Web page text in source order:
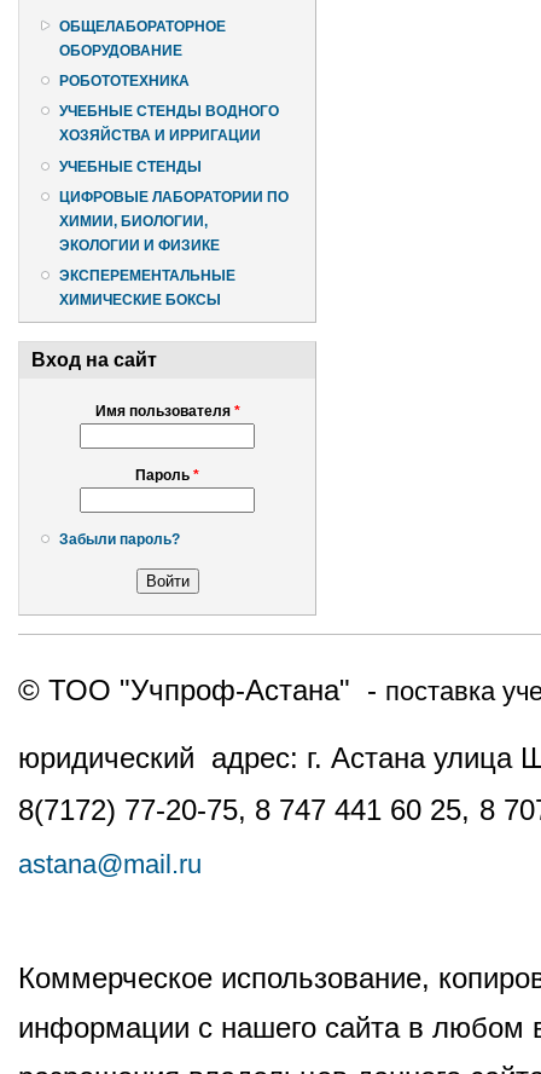
ОБЩЕЛАБОРАТОРНОЕ
ОБОРУДОВАНИЕ
РОБОТОТЕХНИКА
УЧЕБНЫЕ СТЕНДЫ ВОДНОГО
ХОЗЯЙСТВА И ИРРИГАЦИИ
УЧЕБНЫЕ СТЕНДЫ
ЦИФРОВЫЕ ЛАБОРАТОРИИ ПО
ХИМИИ, БИОЛОГИИ,
ЭКОЛОГИИ И ФИЗИКЕ
ЭКСПЕРЕМЕНТАЛЬНЫЕ
ХИМИЧЕСКИЕ БОКСЫ
Вход на сайт
Имя пользователя *
Пароль *
Забыли пароль?
© ТОО "Учпроф-Астана" - поставка
юридический адрес: г. Астана
8(7172) 77-20-75, 8 747 441 60 25, 8
astana@mail.ru
Коммерческое использование,
информации с нашего сайта в любом